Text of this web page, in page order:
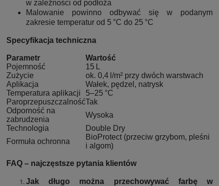
w zależności od podłoża
Malowanie powinno odbywać się w podanym
zakresie temperatur od 5 °C do 25 °C
Specyfikacja techniczna
Parametr
Wartość
Pojemność
15 L
Zużycie
ok. 0,4 l/m² przy dwóch warstwach
Aplikacja
Wałek, pędzel, natrysk
Temperatura aplikacji
5–25 °C
ParoprzepuszczalnośćTak
Odporność na
zabrudzenia
Wysoka
Technologia
Double Dry
Formuła ochronna
BioProtect (przeciw grzybom, pleśni
i algom)
FAQ – najczęstsze pytania klientów
Jak długo można przechowywać farbę w